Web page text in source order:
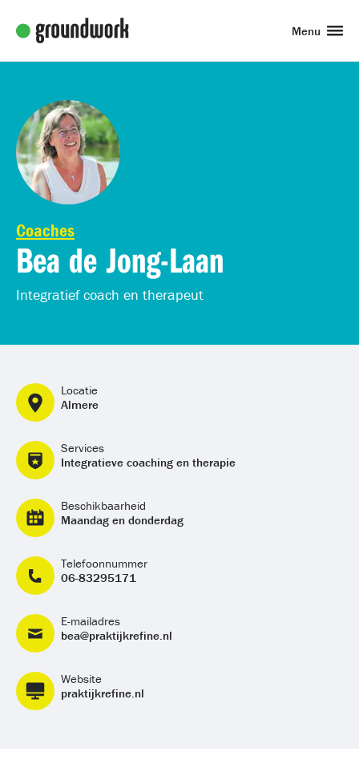
Menu
Coaches
Bea de Jong-Laan
Integratief coach en therapeut
Locatie
Almere
Services
Integratieve coaching en therapie
Beschikbaarheid
Maandag en donderdag
Telefoonnummer
06-83295171
E-mailadres
bea@praktijkrefine.nl
Website
praktijkrefine.nl